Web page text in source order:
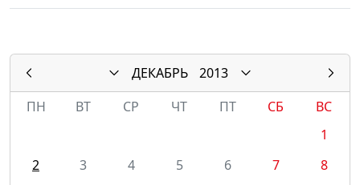
ДЕКАБРЬ
2013
ПН
ВТ СР ЧТ ПТ СБ
ВС
1
2
3 4 5 6 7
8